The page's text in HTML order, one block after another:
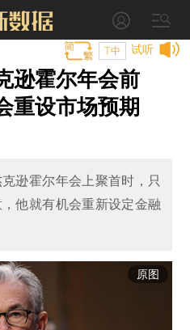
试听
T中
逊霍尔年会前
重设市场预期
逊霍尔年会上聚首时，只
他就有机会重新设定金融
原图